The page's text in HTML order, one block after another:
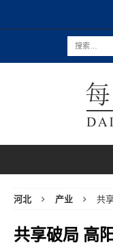
河北 产业 共
共享破局 高